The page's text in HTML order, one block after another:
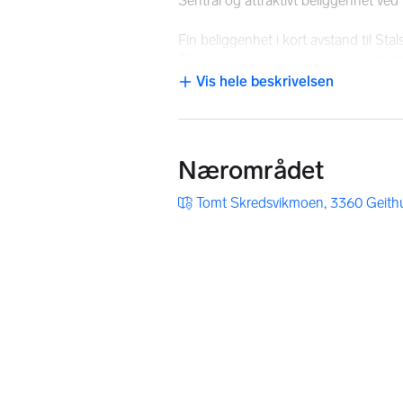
Fin beliggenhet i kort avstand til
fiskemuligheter. Flotte helårs
lengre turer kan Øståsen anbefales,
Furumo idrettspark byr på
fra eiendommen. I nærområdet
Vis hele beskrivelsen
NB: Knappen for å vise hele
Nærområdet
Tomt Skredsvikmoen, 3360